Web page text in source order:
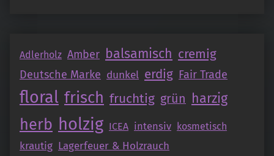
Adlerholz Amber balsamisch cremig
Deutsche Marke dunkel erdig Fair Trade
floral frisch fruchtig grün harzig
herb holzig ICEA intensiv kosmetisch
krautig Lagerfeuer & Holzrauch